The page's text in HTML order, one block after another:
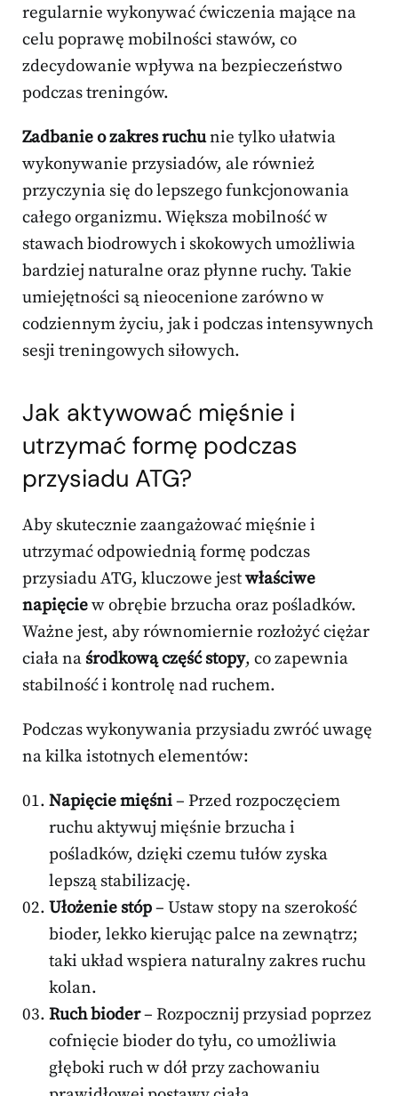
regularnie wykonywać ćwiczenia mające na
celu poprawę mobilności stawów, co
zdecydowanie wpływa na bezpieczeństwo
podczas treningów.
Zadbanie o zakres ruchunie tylko ułatwia
wykonywanie przysiadów, ale również
przyczynia się do lepszego funkcjonowania
całego organizmu. Większa mobilność w
stawach biodrowych i skokowych umożliwia
bardziej naturalne oraz płynne ruchy. Takie
umiejętności są nieocenione zarówno w
codziennym życiu, jak i podczas intensywnych
sesji treningowych siłowych.
Jak aktywować mięśnie i
utrzymać formę podczas
przysiadu ATG?
Aby skutecznie zaangażować mięśnie i
utrzymać odpowiednią formę podczas
przysiadu ATG, kluczowe jestwłaściwe
napięciew obrębie brzucha oraz pośladków.
Ważne jest, aby równomiernie rozłożyć ciężar
ciała na środkową część stopy, co zapewnia
stabilność i kontrolę nad ruchem.
Podczas wykonywania przysiadu zwróć uwagę
na kilka istotnych elementów:
Napięcie mięśni– Przed rozpoczęciem
ruchu aktywuj mięśnie brzucha i
pośladków, dzięki czemu tułów zyska
lepszą stabilizację.
Ułożenie stóp– Ustaw stopy na szerokość
bioder, lekko kierując palce na zewnątrz;
taki układ wspiera naturalny zakres ruchu
kolan.
Ruch bioder– Rozpocznij przysiad poprzez
cofnięcie bioder do tyłu, co umożliwia
głęboki ruch w dół przy zachowaniu